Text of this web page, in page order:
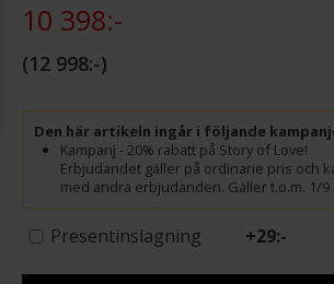
10 398:-
12 998:-
Den här artikeln ingår i följande
Kampanj - 20% rabatt på Story of Love!
Erbjudandet gäller på ordinarie pris och
med andra erbjudanden. Gäller t.o.m. 1/9
Presentinslagning +29:-